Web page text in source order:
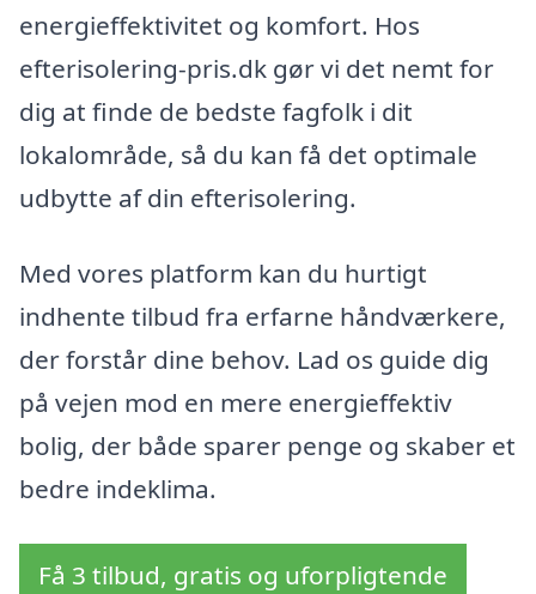
energieffektivitet og komfort. Hos
efterisolering-pris.dk gør vi det nemt for
dig at finde de bedste fagfolk i dit
lokalområde, så du kan få det optimale
udbytte af din efterisolering.
Med vores platform kan du hurtigt
indhente tilbud fra erfarne håndværkere,
der forstår dine behov. Lad os guide dig
på vejen mod en mere energieffektiv
bolig, der både sparer penge og skaber et
bedre indeklima.
Få 3 tilbud, gratis og uforpligtende